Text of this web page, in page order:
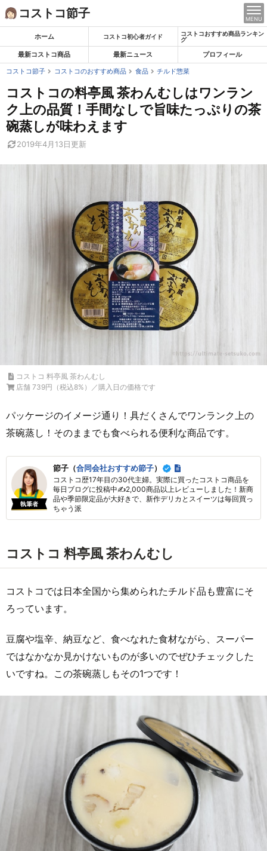
Skip
to
コストコ節子 MENU
ホーム コストコ初心者ガイド
コストコおすすめ商品ランキン
グ
最新コストコ商品 最新ニュース
プロフィール
コストコ節子
コストコのおすすめ商品 食品 チルド惣菜
コストコの料亭風 茶わんむしはワンラン
ク上の品質！手間なしで旨味たっぷりの茶
碗蒸しが味わえます
2019年4月13日更新
コストコ 料亭風 茶わんむし
店舗 739円（税込8%）／購入日の価格です
パッケージのイメージ通り！具だくさんでワンランク上の
茶碗蒸し！そのままでも食べられる便利な商品です。
執筆者
節子（合同会社おすすめ節子）
コストコ歴17年目の30代主婦。実際に買ったコストコ商品を
毎日ブログに投稿中✍2,000商品以上レビューしました！新商
品や季節限定品が大好きで、新作デリカとスイーツは毎回買っ
ちゃう派
コストコ 料亭風 茶わんむし
コストコでは日本全国から集められたチルド品も豊富にそ
ろっています。
豆腐や塩辛、納豆など、食べなれた食材ながら、スーパー
ではなかなか見かけないものが多いのでぜひチェックした
いですね。この茶碗蒸しもその1つです！